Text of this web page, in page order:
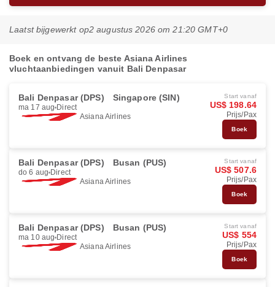
Laatst bijgewerkt op2 augustus 2026 om 21:20 GMT+0
Boek en ontvang de beste Asiana Airlines
vluchtaanbiedingen vanuit Bali Denpasar
Bali Denpasar (DPS) Singapore (SIN)
ma 17 aug Direct
Asiana Airlines
Start vanaf
US$ 198.64
Prijs/Pax
Boek
Bali Denpasar (DPS) Busan (PUS)
do 6 aug Direct
Asiana Airlines
Start vanaf
US$ 507.6
Prijs/Pax
Boek
Bali Denpasar (DPS) Busan (PUS)
ma 10 aug Direct
Asiana Airlines
Start vanaf
US$ 554
Prijs/Pax
Boek